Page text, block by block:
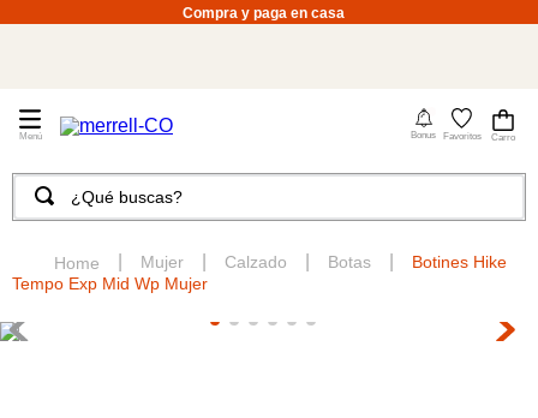
Compra y paga en casa
4
Bonus Favoritos
¿Qué buscas?
Mujer Calzado Botas
Botines Hike
Tempo Exp Mid Wp Mujer
TÉRMINOS MÁS BUSCADOS
.
merrell hombre